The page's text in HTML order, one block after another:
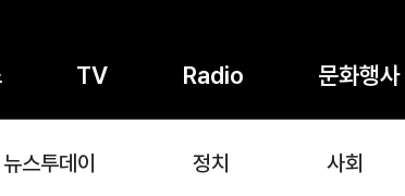
TV Radio 문화행사
뉴스투데이 정치 사회